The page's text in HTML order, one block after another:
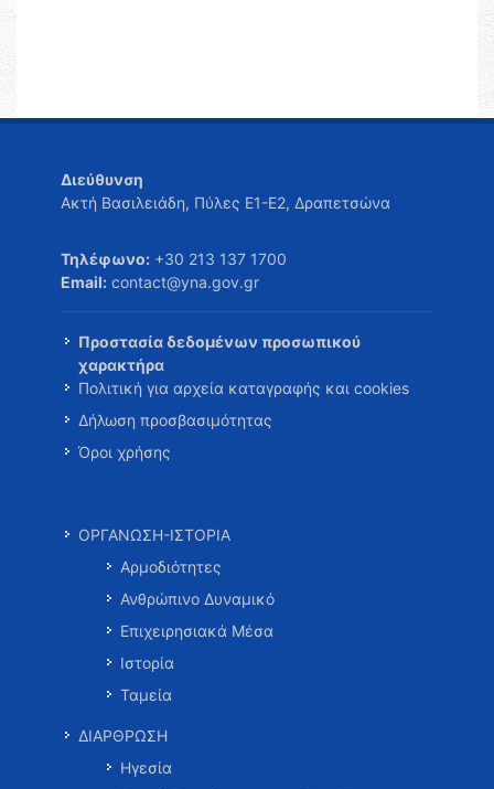
Διεύθυνση
Ακτή Βασιλειάδη, Πύλες Ε1-Ε2, Δραπετσώνα
Τηλέφωνο: +30 213 137 1700
Email: contact@yna.gov.gr
Προστασία δεδομένων προσωπικού
χαρακτήρα
Πολιτική για αρχεία καταγραφής και cookies
Δήλωση προσβασιμότητας
Όροι χρήσης
ΟΡΓΑΝΩΣΗ-ΙΣΤΟΡΙΑ
Αρμοδιότητες
Ανθρώπινο Δυναμικό
Επιχειρησιακά Μέσα
Ιστορία
Ταμεία
ΔΙΑΡΘΡΩΣΗ
Ηγεσία